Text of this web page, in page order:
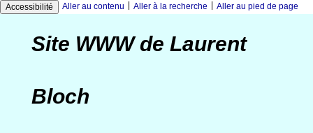
Accessibilité Aller au contenu Aller à la recherche Aller au pied de page
Site WWW de Laurent
Bloch